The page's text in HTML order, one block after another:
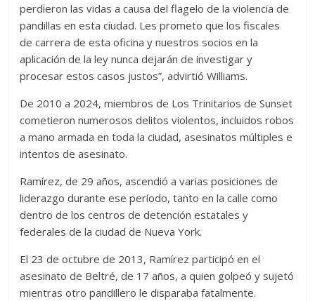
perdieron las vidas a causa del flagelo de la violencia de
pandillas en esta ciudad. Les prometo que los fiscales
de carrera de esta oficina y nuestros socios en la
aplicación de la ley nunca dejarán de investigar y
procesar estos casos justos”, advirtió Williams.
De 2010 a 2024, miembros de Los Trinitarios de Sunset
cometieron numerosos delitos violentos, incluidos robos
a mano armada en toda la ciudad, asesinatos múltiples e
intentos de asesinato.
Ramírez, de 29 años, ascendió a varias posiciones de
liderazgo durante ese período, tanto en la calle como
dentro de los centros de detención estatales y
federales de la ciudad de Nueva York.
El 23 de octubre de 2013, Ramírez participó en el
asesinato de Beltré, de 17 años, a quien golpeó y sujetó
mientras otro pandillero le disparaba fatalmente.